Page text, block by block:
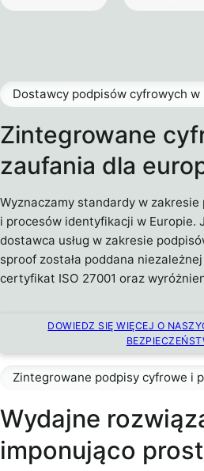
Zintegrowane
zaufania dla
Dostawcy podpisów cyfrowych w
Wyznaczamy standardy w
i procesów identyfikacji w Europie.
dostawca usług w zakresie
sproof została poddana
certyfikat ISO 27001 oraz
DOWIEDZ SIĘ WIĘCEJ O
Zintegrowane podpisy cyfrowe i
Wydajne
imponująco